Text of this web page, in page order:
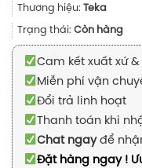
Thương hiệu: Teka
Trạng thái: Còn hàng
Cam kết xuất xứ
Miễn phí vận
Đổi trả linh hoạt
Thanh toán khi
Chat ngayđể
Đặt hàng ngay !